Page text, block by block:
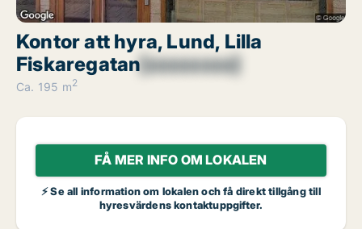
Kontor att hyra, Lund, Lilla
Fiskaregatan[xxxxxxxx]
Ca. 195 m2
FÅ MER INFO OM LOKALEN
⚡ Se all information om lokalen och få direkt tillgång till
hyresvärdens kontaktuppgifter.